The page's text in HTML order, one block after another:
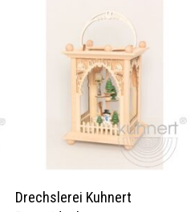
Drechslerei Kuhnert